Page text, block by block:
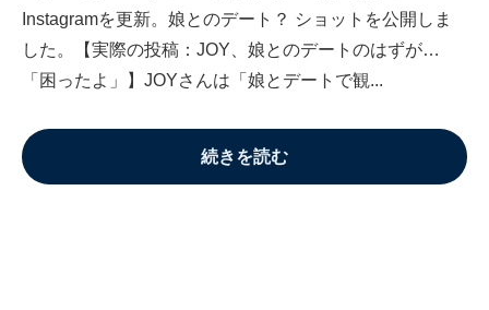
Instagramを更新。娘とのデート？ ショットを公開しま
した。【実際の投稿：JOY、娘とのデートのはずが…
「困ったよ」】JOYさんは「娘とデートで観...
続きを読む